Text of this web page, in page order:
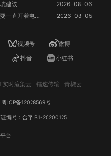
建议
2026-08-06
云渲染可以关机吗？提交任务后还要一直开着电脑吗？
2026-08-05
视频号
微博
抖音 小红书
实时渲染云 镭速传输 青椒云
粤ICP备12028569号
编号：合字 B1-20200125
平台